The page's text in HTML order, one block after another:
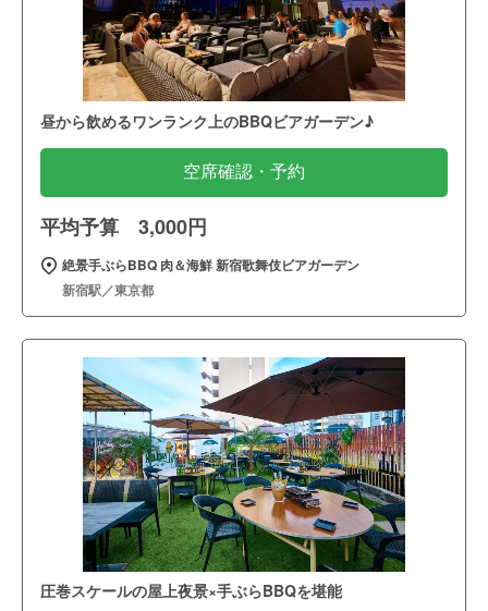
昼から飲めるワンランク上のBBQビアガーデン♪
空席確認・予約
平均予算 3,000円
絶景手ぶらBBQ 肉＆海鮮 新宿歌舞伎ビアガーデン
新宿駅／東京都
圧巻スケールの屋上夜景×手ぶらBBQを堪能